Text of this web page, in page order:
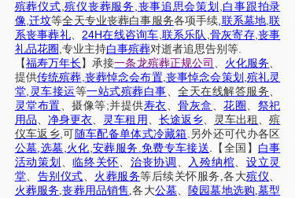
殡葬仪式 殡仪丧葬服务 丧事追思会策划 白事跟拍录
像 迁坟等全天专业丧葬白事服务各项手续 联系墓地 ,联
系丧事葬礼、24H在线咨询车 联系乐队 骨灰寄存, 丧事
礼品花圈 专业主持白事殡葬对逝者追思告别等.
【福寿万年长 】承接一条龙殡葬正规公司 、 火化服务、
提供传统殡葬 丧葬悼念会布置, 丧事悼念会策划 殡礼灵
堂 灵车接运等一站式殡葬白事、全天在线解答服务、
灵堂布置、摄像等;并提供寿衣、骨灰盒 、花圈 、 祭祀
用品、 净身更衣、 灵车租用 、 长途返乡、 灵车出租 、殡
仪车返乡 可 随车配备单体式冷藏箱 另外还可代办各区
公墓 选墓 火化 安葬服务 免费专车接送 【全国】 白事
活动策划 、临终关怀、 治丧协调 、 入殓纳棺、 设立灵
堂、 告别仪式、 火葬服务等后续关怀服务 ,各大殡仪、
火葬服务,丧葬用品销售,各大公墓、 陵园墓地选购,墓型